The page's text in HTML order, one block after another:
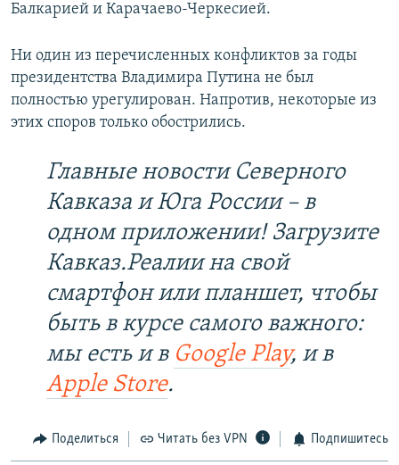
Балкарией и Карачаево-Черкесией.
Ни один из перечисленных конфликтов за годы
президентства Владимира Путина не был
полностью урегулирован. Напротив, некоторые из
этих споров только обострились.
Главные новости Северного
Кавказа и Юга России – в
одном приложении! Загрузите
Кавказ.Реалии на свой
смартфон или планшет, чтобы
быть в курсе самого важного:
мы есть и в Google Play, и в
Apple Store.
Поделиться Читать без VPN Подпишитесь